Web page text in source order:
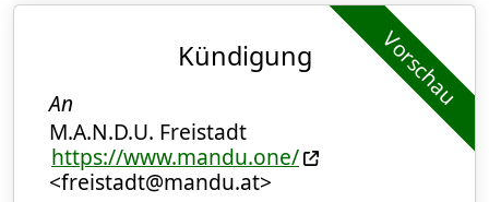
Vorschau
Kündigung
An
M.A.N.D.U. Freistadt
https://www.mandu.one/
<freistadt@mandu.at>